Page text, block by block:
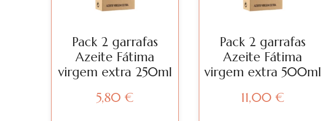
Pack 2 garrafas
Azeite Fátima
virgem extra 250ml
5,80 €
Pack 2 garrafas
Azeite Fátima
virgem extra 500ml
11,00 €